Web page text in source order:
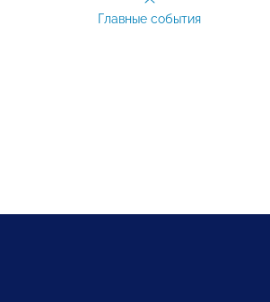
Главные события